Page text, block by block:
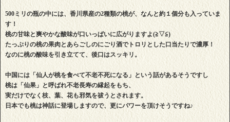
500ミリの瓶の中には、香川県産の2種類の桃が、なんと約１個分も入っていま
す！
桃の甘味と爽やかな酸味が口いっぱいに広がりますよ(≧▽≦)
たっぷりの桃の果肉とあらごしのにごり酒でトロリとした口当たりで濃厚！
なのに桃の酸味を引き立てて、後口はスッキリ。
中国には「仙人が桃を食べて不老不死になる」という話があるそうですし
桃は「仙果」と呼ばれ不老長寿の縁起をもち、
実だけでなく枝、葉、花も邪気を祓うとされます。
日本でも桃は神話に登場しますので、更にパワーを頂けそうですね♪